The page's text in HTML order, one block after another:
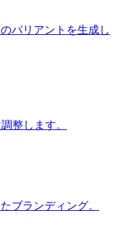
バリアントを生成し
整します。
ブランディング。